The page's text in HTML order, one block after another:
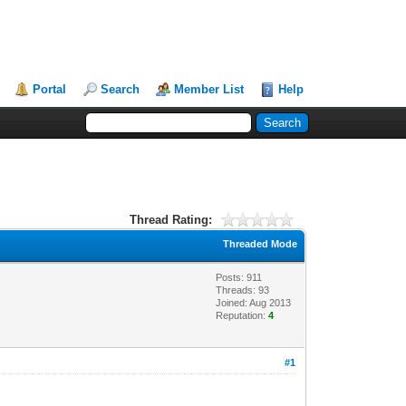
Portal Search Member List Help
Thread Rating:
Threaded Mode
Posts: 911
Threads: 93
Joined: Aug 2013
Reputation:4
#1